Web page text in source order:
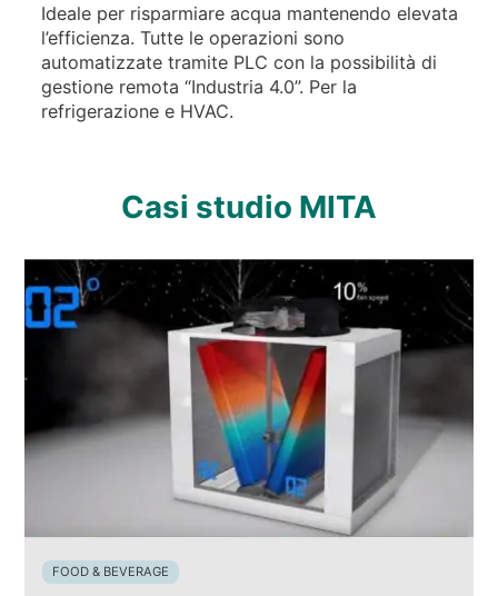
Ideale per risparmiare acqua mantenendo elevata
l’efficienza. Tutte le operazioni sono
automatizzate tramite PLC con la possibilità di
gestione remota “Industria 4.0”. Per la
refrigerazione e HVAC.
Casi studio MITA
FOOD & BEVERAGE